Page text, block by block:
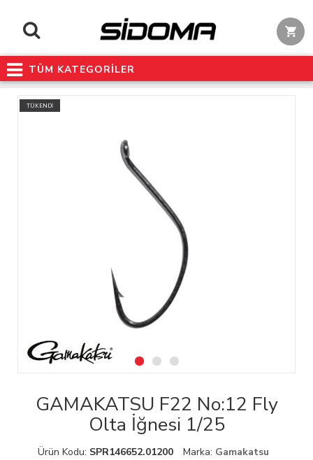
TÜM KATEGORİLER
TÜKENDİ
GAMAKATSU F22 No:12 Fly
Olta İğnesi 1/25
Ürün Kodu: SPR146652.01200 Marka: Gamakatsu